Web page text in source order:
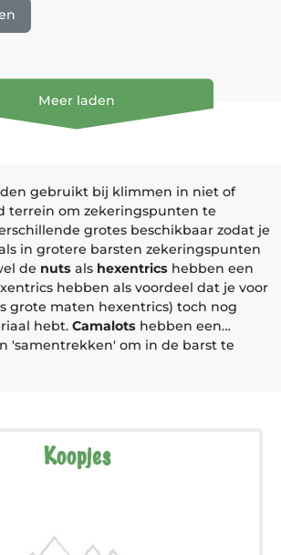
Meer laden
gebruikt bij klimmen in niet of
terrein om zekeringspunten te
grotes beschikbaar zodat je
in grotere barsten zekeringspunten
de nuts als hexentrics hebben een
hebben als voordeel dat je voor
grote maten hexentrics) toch nog
hebt. Camalots hebben een
′samentrekken′ om in de barst te
dan zelf open wanneer je ze loslaat
Koopjes